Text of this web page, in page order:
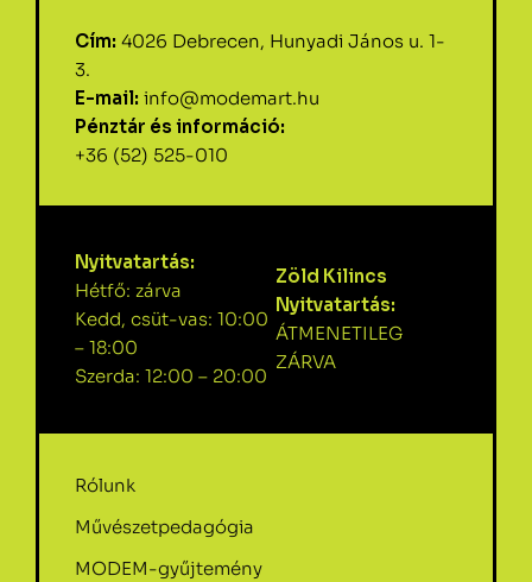
Cím: 4026 Debrecen, Hunyadi János u. 1-
3.
E-mail: info@modemart.hu
Pénztár és információ:
+36 (52) 525-010
Nyitvatartás:
Hétfő: zárva
Kedd, csüt-vas: 10:00
– 18:00
Szerda: 12:00 – 20:00
Zöld Kilincs
Nyitvatartás:
ÁTMENETILEG
ZÁRVA
Rólunk
Művészetpedagógia
MODEM-gyűjtemény